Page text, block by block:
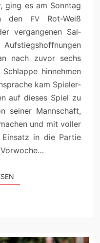
ging es am Son­ntag
den
FVRot-Weiß
ver­gan­genen Sai­
nach zuvor sechs
hin­nehmen
kam Spiel­er­
auf dieses Spiel zu
sein­er Mannschaft,
und mit voller
in die Par­tie